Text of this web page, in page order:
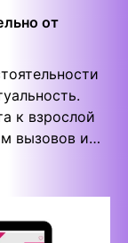
от
к взрослой
вызовов и…